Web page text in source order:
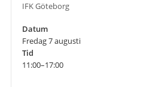
IFK Göteborg
Datum
Fredag 7 augusti
Tid
11:00–17:00